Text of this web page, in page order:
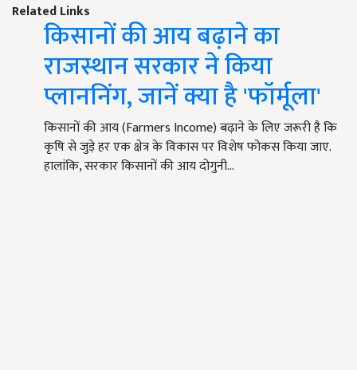
Related Links
किसानों की आय बढ़ाने का
राजस्थान सरकार ने किया
प्लाननिंग, जानें क्या है 'फॉर्मूला'
किसानों की आय (Farmers Income) बढ़ाने के लिए जरूरी है कि
कृषि से जुड़े हर एक क्षेत्र के विकास पर विशेष फोकस किया जाए.
हालांकि, सरकार किसानों की आय दोगुनी…